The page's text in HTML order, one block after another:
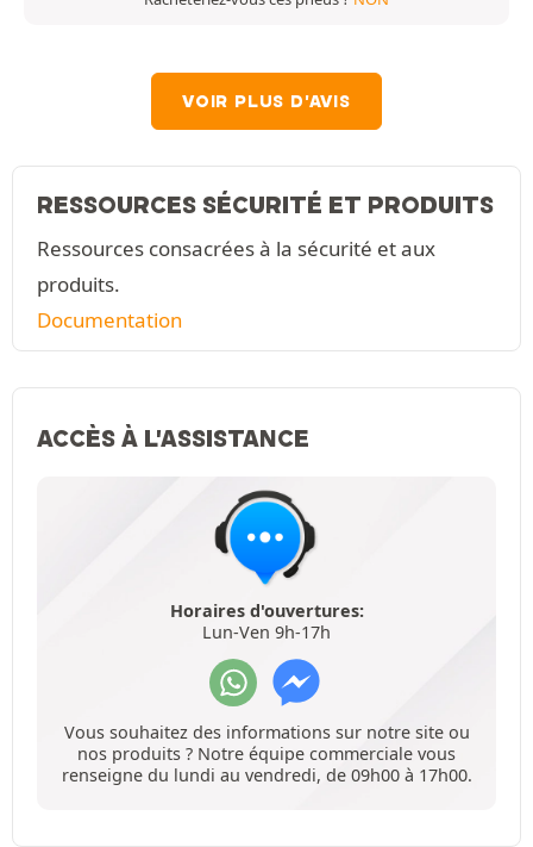
VOIR PLUS D'AVIS
RESSOURCES SÉCURITÉ ET PRODUITS
Ressources consacrées à la sécurité et aux
produits.
Documentation
ACCÈS À L'ASSISTANCE
Horaires d'ouvertures:
Lun-Ven 9h-17h
Vous souhaitez des informations sur notre site ou
nos produits ? Notre équipe commerciale vous
renseigne du lundi au vendredi, de 09h00 à 17h00.